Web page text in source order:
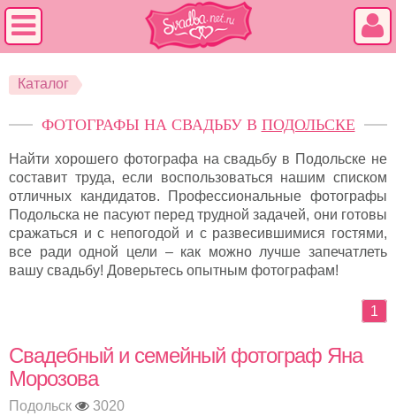
Каталог
ФОТОГРАФЫ НА СВАДЬБУ В ПОДОЛЬСКЕ
Найти хорошего фотографа на свадьбу в Подольске не
составит труда, если воспользоваться нашим списком
отличных кандидатов. Профессиональные фотографы
Подольска не пасуют перед трудной задачей, они готовы
сражаться и с непогодой и с развесившимися гостями,
все ради одной цели – как можно лучше запечатлеть
вашу свадьбу! Доверьтесь опытным фотографам!
1
Свадебный и семейный фотограф Яна
Морозова
Подольск 3020